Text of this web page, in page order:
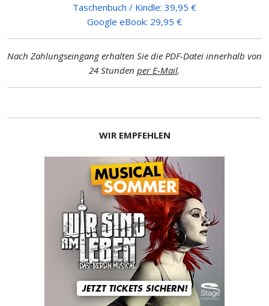
Taschenbuch / Kindle: 39,95 €
Google eBook: 29,95 €
Nach Zahlungseingang erhalten Sie die PDF-Datei innerhalb von
24 Stunden per E-Mail.
WIR EMPFEHLEN